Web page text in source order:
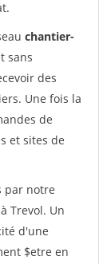
chantier-
sans
des
Une fois la
de
et sites de
par notre
Trevol. Un
d'une
$etre en